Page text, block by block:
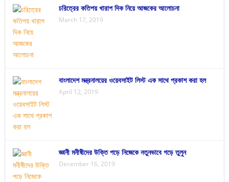
চরিত্রের কতিপয় খারাপ দিক নিয়ে আজকের আলোচনা
March 17, 2019
বাংলাদেশ মন্ত্রনালয়ের ওয়েবসাইট লিস্ট এক সাথে প্রকাশ করা হল
April 12, 2019
জ্ঞানী মনীষীদের উক্তি পড়ে নিজেকে নতুনভাবে গড়ে তুলুন
December 16, 2019